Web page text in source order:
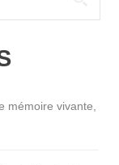
mémoire vivante,